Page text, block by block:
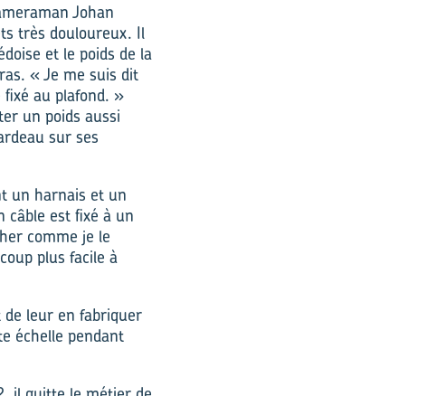
Johan
très douloureux. Il
et le poids de la
« Je me suis dit
au plafond. »
un poids aussi
sur ses
un harnais et un
câble est fixé à un
comme je le
plus facile à
leur en fabriquer
échelle pendant